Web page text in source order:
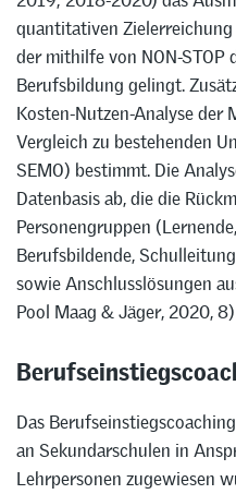
quantitativen
der mithilfe von NON-STOP
Berufsbildung gelingt.
Kosten-Nutzen-Analyse der
Vergleich zu bestehenden
SEMO) bestimmt. Die
Datenbasis ab, die die
Personengruppen
Berufsbildende,
sowie Anschlusslösungen
Pool Maag & Jäger, 2020,
Das
an Sekundarschulen in
Lehrpersonen zugewiesen